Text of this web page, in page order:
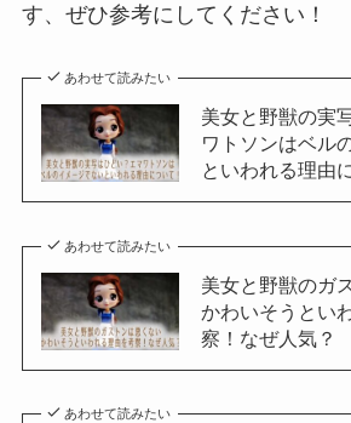
す、ぜひ参考にしてください！
あわせて読みたい
美女と野獣の実
ワトソンはベル
といわれる理由
あわせて読みたい
美女と野獣のガ
かわいそうとい
察！なぜ人気？
あわせて読みたい